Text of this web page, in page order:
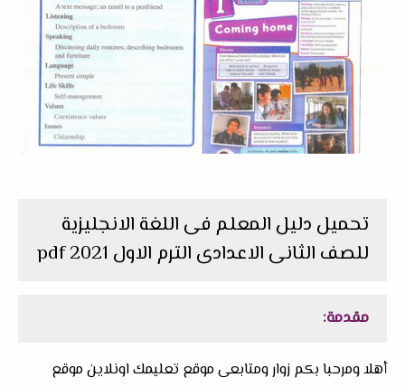
تحميل دليل المعلم فى اللغة الانجليزية
للصف الثانى الاعدادى الترم الاول 2021 pdf
مقدمة:
أهلا ومرحبا بكم زوار ومتابعى موقع تعليمك اونلاين موقع